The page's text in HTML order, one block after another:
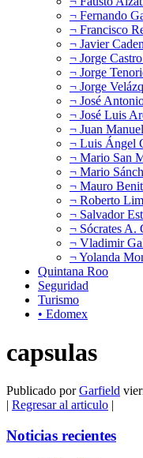
¬ Fernando
¬ Francisco
¬ Javier
¬ Jorge
¬ Jorge
¬ Jorge
¬ José
¬ José Luis
¬ Juan
¬ Luis Ángel
¬ Mario San
¬ Mario
¬ Mauro
¬ Roberto
¬ Salvador
¬ Sócrates A.
¬ Vladimir
¬ Yolanda
Quintana Roo
Seguridad
Turismo
• Edomex
capsulas
Publicado porGarfield
Regresar al articulo
Noticias recientes